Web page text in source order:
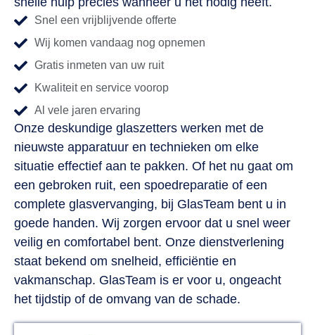
Snel een vrijblijvende offerte
Wij komen vandaag nog opnemen
Gratis inmeten van uw ruit
Kwaliteit en service voorop
Al vele jaren ervaring
Onze deskundige glaszetters werken met de
nieuwste apparatuur en technieken om elke
situatie effectief aan te pakken. Of het nu gaat om
een gebroken ruit, een spoedreparatie of een
complete glasvervanging, bij GlasTeam bent u in
goede handen. Wij zorgen ervoor dat u snel weer
veilig en comfortabel bent. Onze dienstverlening
staat bekend om snelheid, efficiëntie en
vakmanschap. GlasTeam is er voor u, ongeacht
het tijdstip of de omvang van de schade.